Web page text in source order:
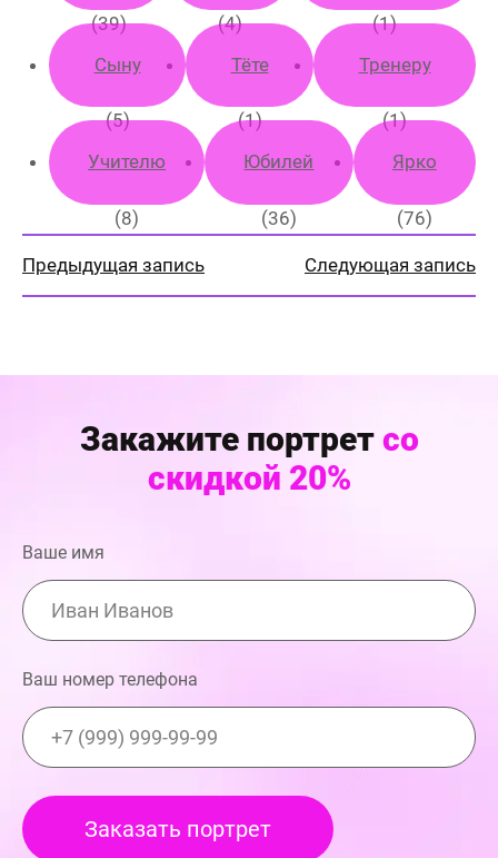
(39) (4)
(1)
Сыну
(5)
Тёте
(1)
Тренеру
(1)
Учителю
(8)
Юбилей
(36)
Ярко
(76)
Предыдущая запись Следующая запись
Закажите портрет со
скидкой 20%
Ваше имя
Ваш номер телефона